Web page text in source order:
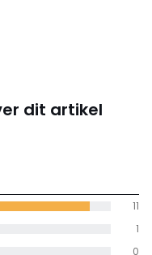
dit artikel
bereikt
0
1
11